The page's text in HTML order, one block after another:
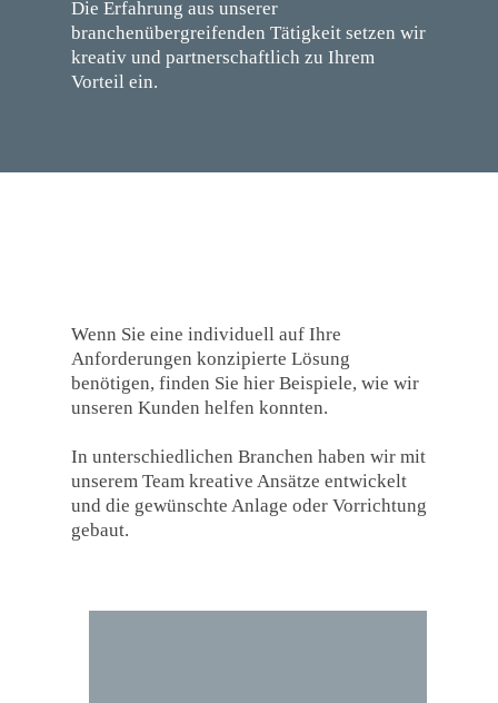
Die Erfahrung aus unserer
branchenübergreifenden Tätigkeit setzen wir
kreativ und partnerschaftlich zu Ihrem
Vorteil ein.
Wenn Sie eine individuell auf Ihre
Anforderungen konzipierte Lösung
benötigen, finden Sie hier Beispiele, wie wir
unseren Kunden helfen konnten.
In unterschiedlichen Branchen haben wir mit
unserem Team kreative Ansätze entwickelt
und die gewünschte Anlage oder Vorrichtung
gebaut.